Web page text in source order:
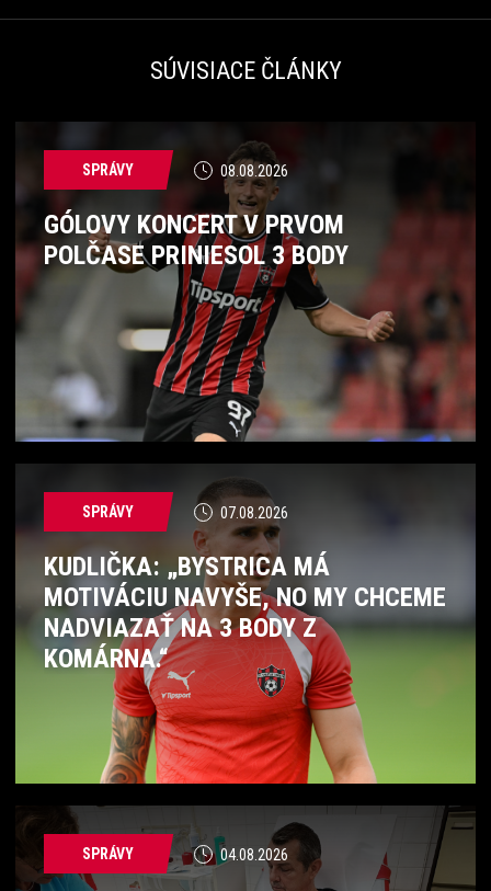
SÚVISIACE ČLÁNKY
SPRÁVY 08.08.2026
GÓLOVY KONCERT V PRVOM
POLČASE PRINIESOL 3 BODY
SPRÁVY 07.08.2026
KUDLIČKA: „BYSTRICA MÁ
MOTIVÁCIU NAVYŠE, NO MY CHCEME
NADVIAZAŤ NA 3 BODY Z
KOMÁRNA.“
SPRÁVY 04.08.2026